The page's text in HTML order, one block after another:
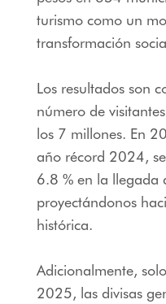
turismo como un
transformación
Los resultados son
número de
los 7 millones. En
año récord 2024,
6.8 % en la llegada
proyectándonos
histórica.
Adicionalmente,
2025, las divisas